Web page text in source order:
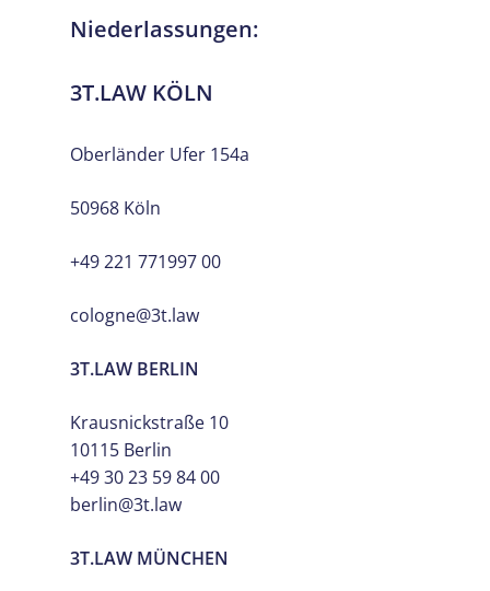
Niederlassungen:
3T.LAW KÖLN
Oberländer Ufer 154a
50968 Köln
+49 221 771997 00
cologne@3t.law
3T.LAW BERLIN
Krausnickstraße 10
10115 Berlin
+49 30 23 59 84 00
berlin@3t.law
3T.LAW MÜNCHEN